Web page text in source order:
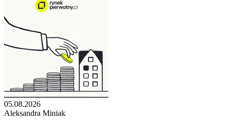
05.08.2026
Aleksandra Miniak